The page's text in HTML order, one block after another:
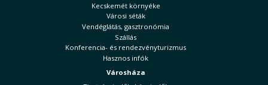
Kecskemét környéke
Városi séták
Vendéglátás, gasztronómia
Szállás
Konferencia- és rendezvényturizmus
Hasznos infók
Városháza